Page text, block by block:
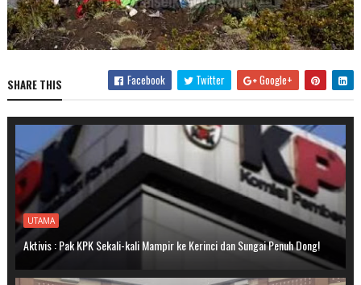
SHARE THIS Facebook Twitter Google+
UTAMA
Aktivis : Pak KPK Sekali-kali Mampir ke Kerinci dan Sungai Penuh Dong!